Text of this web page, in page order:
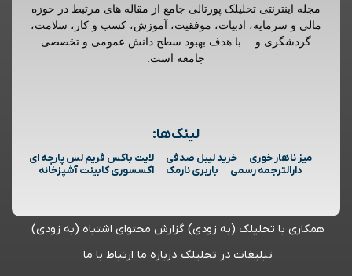
مجله اینترنتی تحلیلک پورتالی جامع از مقاله های مرتبط در حوزه
مالی و سرمایه، ادبیات، موفقیت، آموزش، کسب و کار، سلامت،
گردشگری و… با هدف بهبود سطح دانش عمومی و تخصصی
جامعه است.
لینک‌ها:
میز ناهار خوری خرید لیبل صدفی
لایت باکس فریم لس پارچه ای
دارالترجمه رسمی
باربری نارمک اکسسوری کابینت آشپزخانه
همکاری با تحلیلک (به زودی) گزارش محتوای اشتباه (به زودی)
تبلیغات در تحلیلک درباره ما ارتباط با ما